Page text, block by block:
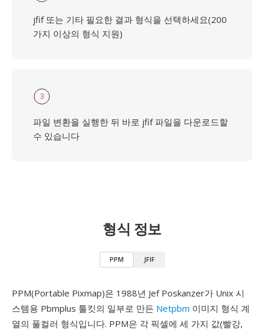
jfif 또는 기타 필요한 결과 형식을 선택하세요(200
가지 이상의 형식 지원)
3
파일 변환을 실행한 뒤 바로 jfif 파일을 다운로드할
수 있습니다
형식 정보
PPM JFIF
PPM(Portable Pixmap)은 1988년 Jef Poskanzer가 Unix 시
스템용 Pbmplus 툴킷의 일부로 만든 Netpbm 이미지 형식 계
열의 풀컬러 형식입니다. PPM은 각 픽셀에 세 가지 값(빨강,